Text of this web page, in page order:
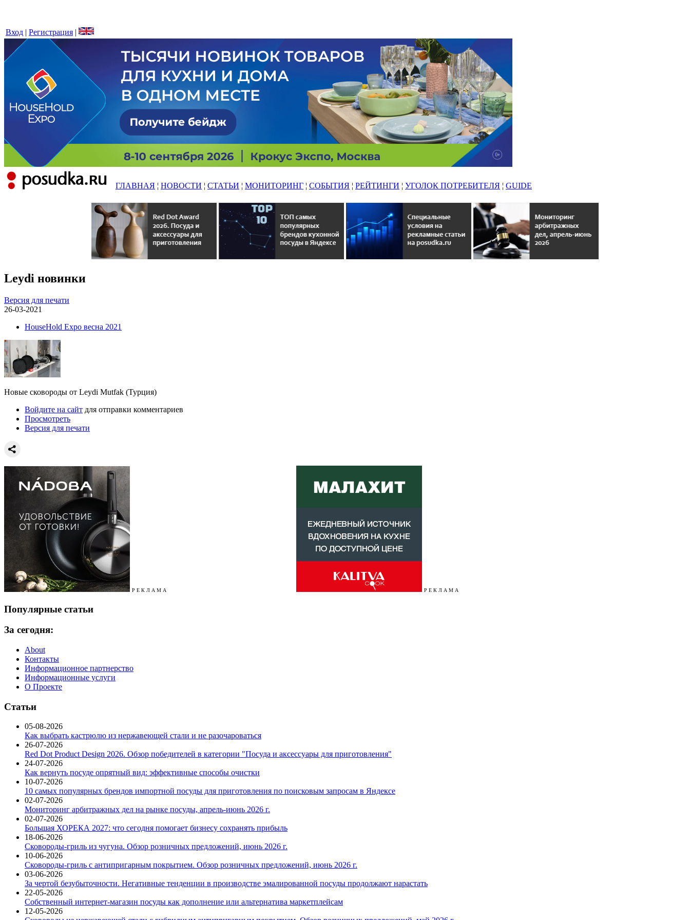
Вход | Регистрация |
ГЛАВНАЯ ¦ НОВОСТИ ¦ СТАТЬИ ¦ МОНИТОРИНГ ¦ СОБЫТИЯ ¦ РЕЙТИНГИ ¦ УГОЛОК ПОТРЕБИТЕЛЯ ¦ GUIDE
Leydi новинки
Версия для печати
26-03-2021
HouseHold Expo весна 2021
Новые сковороды от Leydi Mutfak (Турция)
Войдите на сайт для отправки комментариев
Просмотреть
Версия для печати
Р Е К Л А М А Р Е К Л А М А
Популярные статьи
За сегодня:
About
Контакты
Информационное партнерство
Информационные услуги
О Проекте
Статьи
05-08-2026
Как выбрать кастрюлю из нержавеющей стали и не разочароваться
26-07-2026
Red Dot Product Design 2026. Обзор победителей в категории "Посуда и аксессуары для приготовления"
24-07-2026
Как вернуть посуде опрятный вид: эффективные способы очистки
10-07-2026
10 самых популярных брендов импортной посуды для приготовления по поисковым запросам в Яндексе
02-07-2026
Мониторинг арбитражных дел на рынке посуды, апрель-июнь 2026 г.
02-07-2026
Большая ХОРЕКА 2027: что сегодня помогает бизнесу сохранять прибыль
18-06-2026
Сковороды-гриль из чугуна. Обзор розничных предложений, июнь 2026 г.
10-06-2026
Сковороды-гриль с антипригарным покрытием. Обзор розничных предложений, июнь 2026 г.
03-06-2026
За чертой безубыточности. Негативные тенденции в производстве эмалированной посуды продолжают нарастать
22-05-2026
Собственный интернет-магазин посуды как дополнение или альтернатива маркетплейсам
12-05-2026